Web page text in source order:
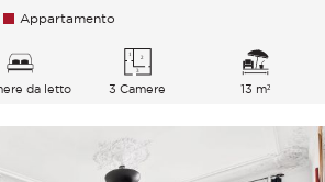
Appartamento
da letto 3 Camere 13 m²